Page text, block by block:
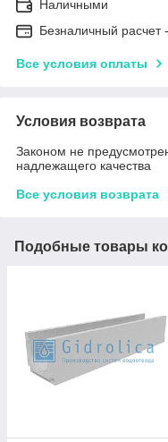
Наличными
Безналичный расчет
Все условия оплаты
Условия возврата
Законом не
надлежащего качества
Все условия возврата
Подобные товары